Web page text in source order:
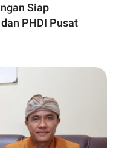
Siap
PHDI Pusat